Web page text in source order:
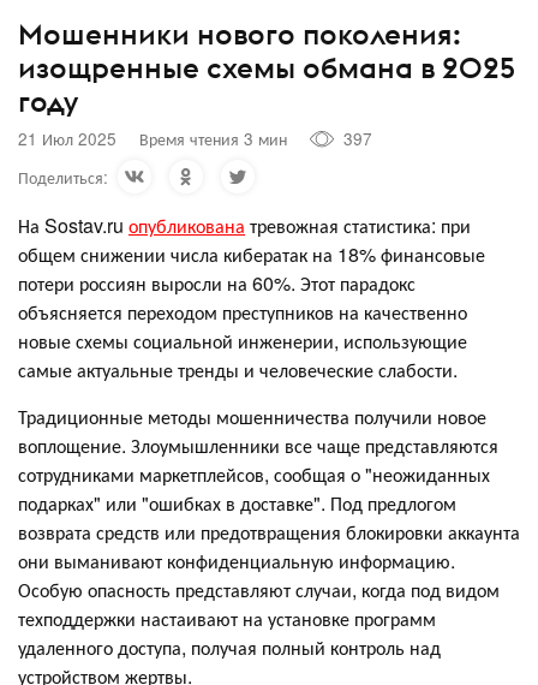
Мошенники нового поколения:
изощренные схемы обмана в 2025
году
21 Июл 2025 Время чтения 3 мин
397
Поделиться:
На Sostav.ru опубликована тревожная статистика: при
общем снижении числа кибератак на 18% финансовые
потери россиян выросли на 60%. Этот парадокс
объясняется переходом преступников на качественно
новые схемы социальной инженерии, использующие
самые актуальные тренды и человеческие слабости.
Традиционные методы мошенничества получили новое
воплощение. Злоумышленники все чаще представляются
сотрудниками маркетплейсов, сообщая о "неожиданных
подарках" или "ошибках в доставке". Под предлогом
возврата средств или предотвращения блокировки аккаунта
они выманивают конфиденциальную информацию.
Особую опасность представляют случаи, когда под видом
техподдержки настаивают на установке программ
удаленного доступа, получая полный контроль над
устройством жертвы.